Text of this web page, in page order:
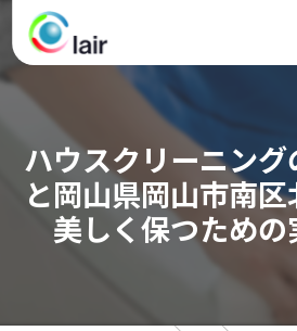
ハウスクリーニン
と岡山県岡山市南
美しく保つため